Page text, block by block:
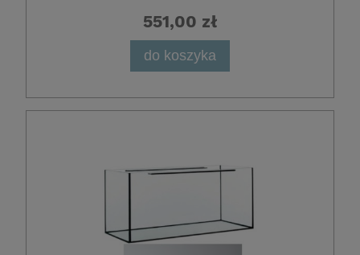
551,00 zł
do koszyka